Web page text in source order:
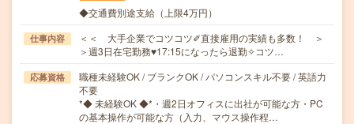
◆交通費別途支給（上限4万円）
仕事内容
＜＜ 大手企業でコツコツ✐直接雇用の実績も多数！ ＞
＞週3日在宅勤務♥17:15になったら退勤✧コツ…
応募資格
職種未経験OK / ブランクOK / パソコンスキル不要 / 英語力
不要
*◆ 未経験OK ◆*・週2日オフィスに出社が可能な方・PC
の基本操作が可能な方（入力、マウス操作程…